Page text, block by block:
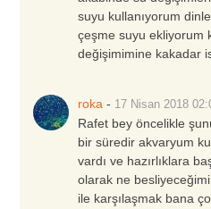
suyu kullanıyorum
çeşme suyu ekliyorum
değişimimine kakadar
roka - 17 Nisan 2018
Rafet bey öncelikle
bir süredir akvaryum
vardı ve hazırlıklara
olarak ne
ile karşılaşmak bana